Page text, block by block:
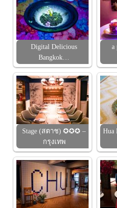
Digital Delicious
Bangkok…
a
Stage (สตาช) ✪✪✪ –
กรุงเทพ
Hua